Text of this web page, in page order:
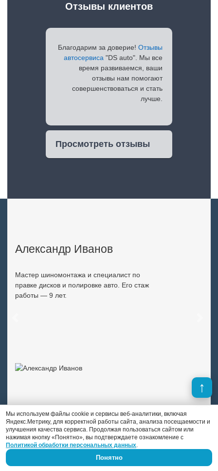
Благодарим за доверие! Отзывы
автосервиса "DS auto". Мы все
время развиваемся, ваши
отзывы нам помогают
совершенствоваться и стать
лучше.
Просмотреть отзывы
Отзывы клиентов
Александр Иванов
Мастер шиномонтажа и специалист по
правке дисков и полировке авто. Его стаж
работы — 9 лет.
Скидки и выгодные предложения
Мы используем файлы cookie и сервисы веб-аналитики, включая
Яндекс.Метрику, для корректной работы сайта, анализа посещаемости и
улучшения качества сервиса. Продолжая пользоваться сайтом или
нажимая кнопку «Понятно», вы подтверждаете ознакомление с
Политикой обработки персональных данных.
Понятно